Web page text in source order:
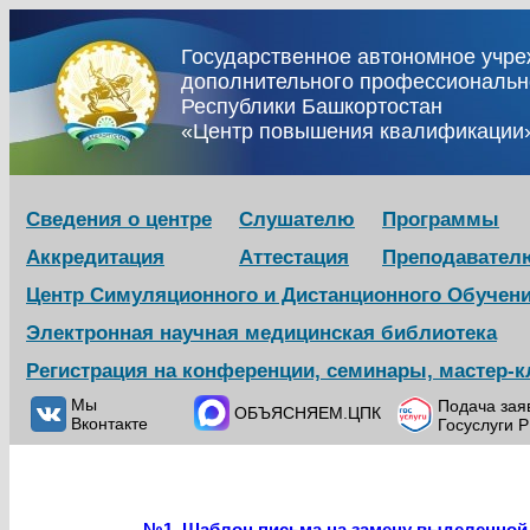
Государственное автономное
дополнительного
Республики Башкортостан
«Центр повышения
Сведения о центре Слушателю
Программы
Аккредитация
Аттестация
Центр Симуляционного и Дистанционного
Электронная научная медицинская библиотека
Регистрация на конференции, семинары,
Мы
Вконтакте
ОБЪЯСНЯЕМ.ЦПК
Подача
Госуслуги